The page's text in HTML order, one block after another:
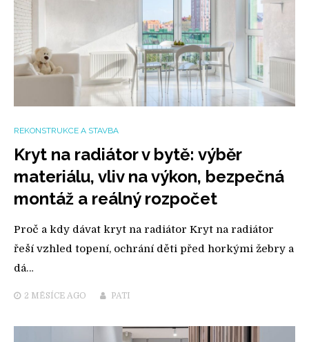
REKONSTRUKCE A STAVBA
Kryt na radiátor v bytě: výběr
materiálu, vliv na výkon, bezpečná
montáž a reálný rozpočet
Proč a kdy dávat kryt na radiátor Kryt na radiátor
řeší vzhled topení, ochrání děti před horkými žebry a
dá…
2 MĚSÍCE AGO PATI